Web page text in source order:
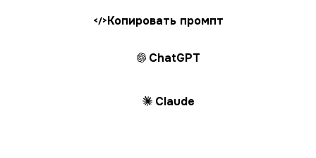
</>Копировать промпт
ChatGPT
Claude